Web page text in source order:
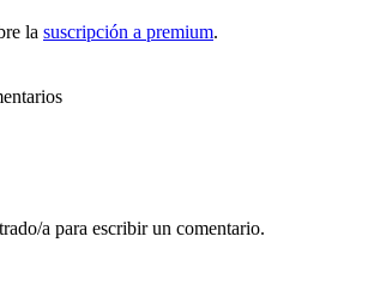
la suscripción a premium.
a para escribir un comentario.